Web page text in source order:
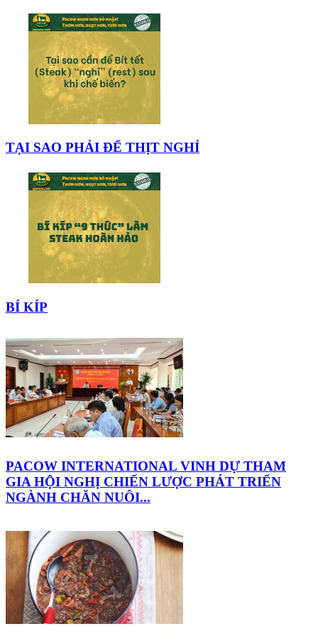
TẠI SAO PHẢI ĐỂ THỊT NGHỈ
BÍ KÍP
PACOW INTERNATIONAL VINH DỰ THAM
GIA HỘI NGHỊ CHIẾN LƯỢC PHÁT TRIỂN
NGÀNH CHĂN NUÔI...